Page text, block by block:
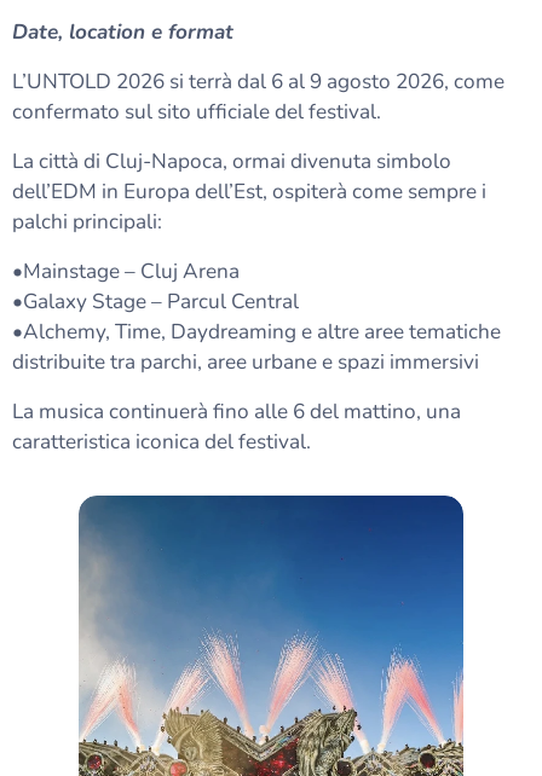
Date, location e format
L’UNTOLD 2026 si terrà dal 6 al 9 agosto 2026, come
confermato sul sito ufficiale del festival.
La città di Cluj-Napoca, ormai divenuta simbolo
dell’EDM in Europa dell’Est, ospiterà come sempre i
palchi principali:
•Mainstage – Cluj Arena
•Galaxy Stage – Parcul Central
•Alchemy, Time, Daydreaming e altre aree tematiche
distribuite tra parchi, aree urbane e spazi immersivi
La musica continuerà fino alle 6 del mattino, una
caratteristica iconica del festival.